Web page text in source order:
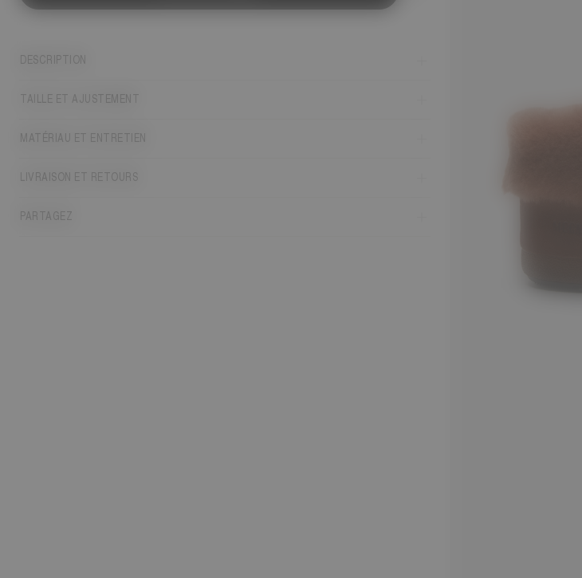
DESCRIPTION
TAILLE ET AJUSTEMENT
MATÉRIAU ET ENTRETIEN
LIVRAISON ET RETOURS
PARTAGEZ